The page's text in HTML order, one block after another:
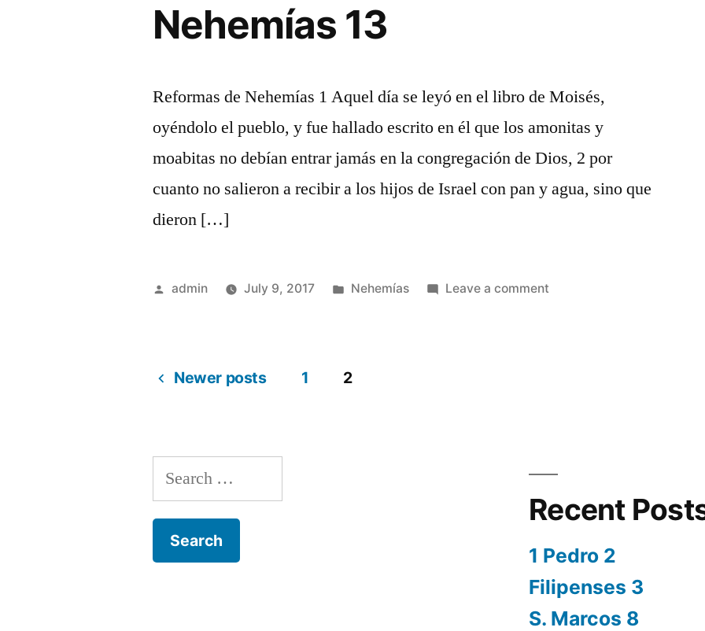
Nehemías 13
Reformas de Nehemías 1 Aquel día se leyó en el libro de Moisés,
oyéndolo el pueblo, y fue hallado escrito en él que los amonitas y
moabitas no debían entrar jamás en la congregación de Dios, 2 por
cuanto no salieron a recibir a los hijos de Israel con pan y agua, sino que
dieron […]
Posted
admin July 9, 2017
Posted
Nehemías Leave a commenton
navigation
Newer posts 1 2
Search
for:
Recent
1 Pedro 2
Filipenses 3
S. Marcos 8